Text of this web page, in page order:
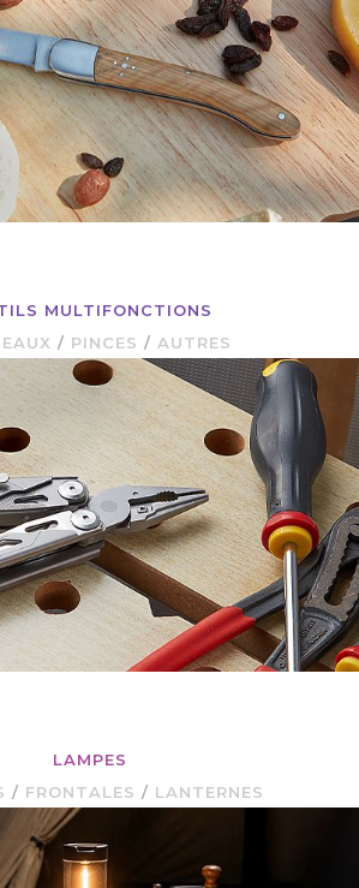
MULTIFONCTIONS
/ PINCES / AUTRES
LAMPES
/ FRONTALES / LANTERNES